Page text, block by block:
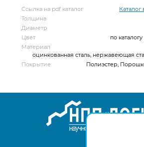
Ссылка на pdf каталог
Толщина
Диаметр
Цвет
по
Материал
оцинкованная сталь, нержавеющая
Покрытие
Полиэстер,